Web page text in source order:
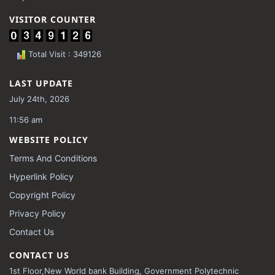
VISITOR COUNTER
Total Visit : 349126
LAST UPDATE
July 24th, 2026
11:56 am
WEBSITE POLICY
Terms And Conditions
Hyperlink Policy
Copyright Policy
Privacy Policy
Contact Us
CONTACT US
1st Floor,New World bank Building, Government Polytechnic